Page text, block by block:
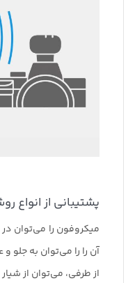
پشتیبانی از
میکروفون را می‌توان
آن را را می‌توان به جلو